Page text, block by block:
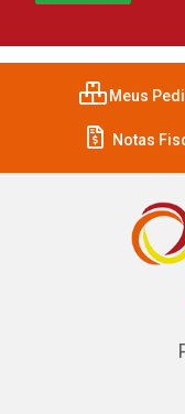
Meus
Notas